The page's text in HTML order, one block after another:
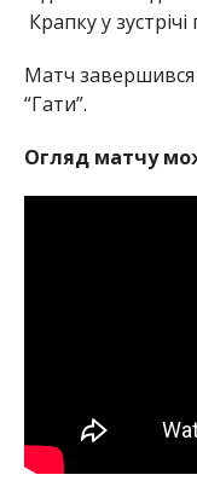
Крапку у
Матч завершився
“Гати”.
Огляд матчу